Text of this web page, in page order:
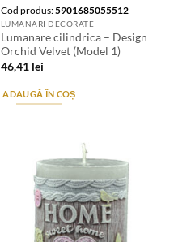
Cod produs:5901685055512
LUMANARI DECORATE
Lumanare cilindrica – Design
Orchid Velvet (Model 1)
46,41 lei
ADAUGĂ ÎN COȘ